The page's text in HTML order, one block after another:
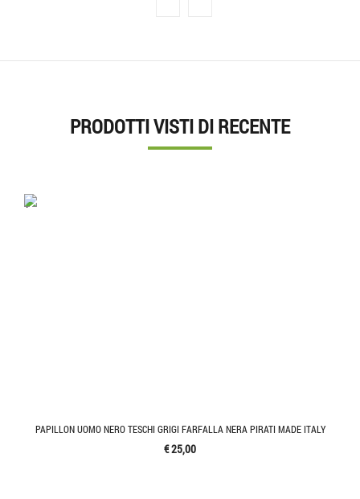
PRODOTTI VISTI DI RECENTE
'.'
PAPILLON UOMO NERO TESCHI GRIGI FARFALLA NERA PIRATI MADE ITALY
€ 25,00